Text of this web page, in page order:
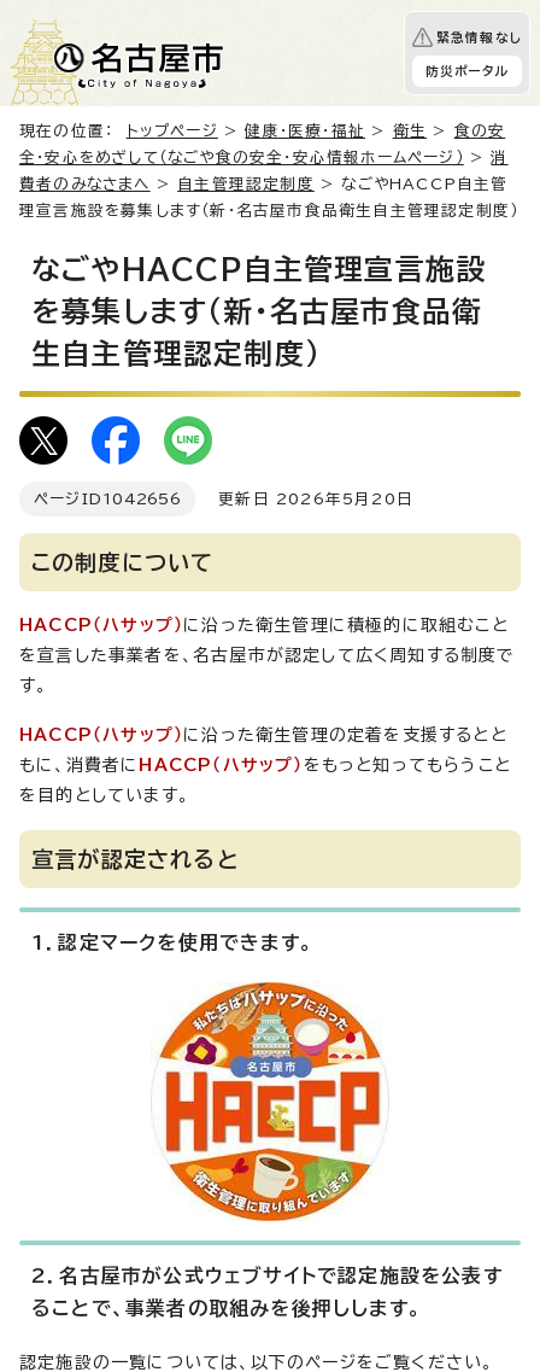
緊急情報なし
防災ポータル
現在の位置： トップページ >健康・医療・福祉 > 衛生 > 食の安
全・安心をめざして（なごや食の安全・安心情報ホームページ）
>消
費者のみなさまへ
> 自主管理認定制度
> なごやHACCP自主管
理宣言施設を募集します（新・名古屋市食品衛生自主管理認定制度）
なごやHACCP自主管理宣言施設
を募集します（新・名古屋市食品衛
生自主管理認定制度）
ページID 1042656 更新日 2026年5月20日
この制度について
HACCP（ハサップ） に沿った衛生管理に積極的に取組むこと
を宣言した事業者を、名古屋市が認定して広く周知する制度で
す。
HACCP（ハサップ） に沿った衛生管理の定着を支援するとと
もに、消費者に HACCP（ハサップ） をもっと知ってもらうこと
を目的としています。
宣言が認定されると
1．認定マークを使用できます。
2．名古屋市が公式ウェブサイトで認定施設を公表す
ることで、事業者の取組みを後押しします。
認定施設の一覧については、以下のページをご覧ください。